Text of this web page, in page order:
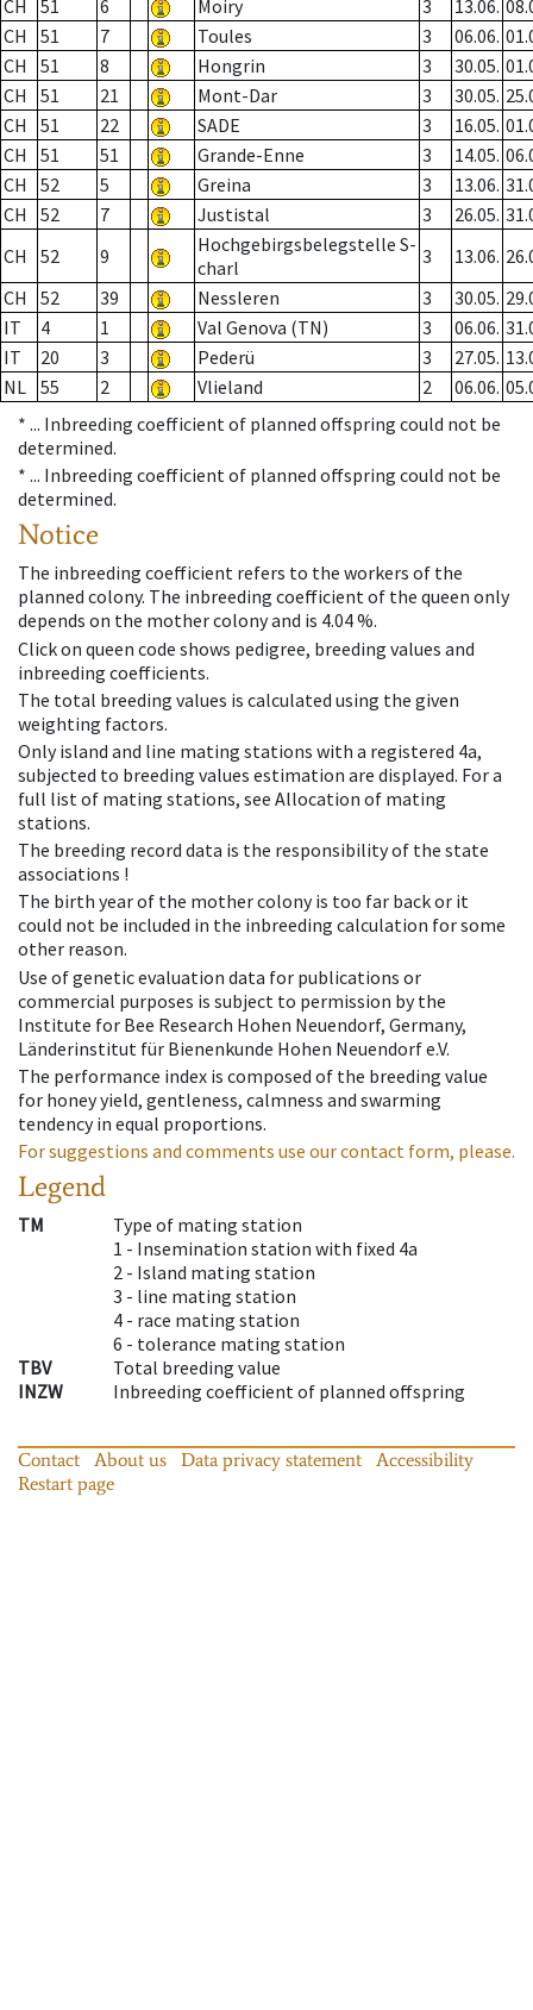
CH 51 6 Moiry 3 13.06.
CH
51 7 Toules 3 06.06.
CH
51 8 Hongrin 3 30.05.
CH
51 21 Mont-Dar 3 30.05.
CH
51 22 SADE 3 16.05.
CH
51 51 Grande-Enne 3 14.05.
CH
52 5 Greina 3 13.06.
CH
52 7 Justistal 3 26.05.
CH
52 9
Hochgebirgsbelegstelle S-
charl
3 13.06.
CH
52 39 Nessleren 3 30.05.
IT
4 1 Val Genova (TN) 3 06.06.
IT
20 3 Pederü 3 27.05.
NL 55 2 Vlieland 2 06.06.
* ... Inbreeding coefficient of planned offspring could not be
determined.
* ... Inbreeding coefficient of planned offspring could not be
determined.
Notice
The inbreeding coefficient refers to the workers of the
planned colony. The inbreeding coefficient of the queen only
depends on the mother colony and is 4.04 %.
Click on queen code shows pedigree, breeding values and
inbreeding coefficients.
The total breeding values is calculated using the given
weighting factors.
Only island and line mating stations with a registered 4a,
subjected to breeding values estimation are displayed. For a
full list of mating stations, see Allocation of mating
stations.
The breeding record data is the responsibility of the state
associations !
The birth year of the mother colony is too far back or it
could not be included in the inbreeding calculation for some
other reason.
Use of genetic evaluation data for publications or
commercial purposes is subject to permission by the
Institute for Bee Research Hohen Neuendorf, Germany,
Länderinstitut für Bienenkunde Hohen Neuendorf e.V.
The performance index is composed of the breeding value
for honey yield, gentleness, calmness and swarming
tendency in equal proportions.
For suggestions and comments use our contact form, please.
Legend
TM
Type of mating station
1 - Insemination station with fixed 4a
2 - Island mating station
3 - line mating station
4 - race mating station
6 - tolerance mating station
TBV
Total breeding value
INZW
Inbreeding coefficient of planned offspring
Contact About us Data privacy statement
Accessibility
Restart page